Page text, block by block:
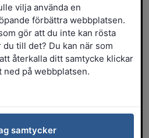
kajor i
finns periodvis
kajor. Invånare och
uppleva problem
spillning på balkonger,
vilja använda en
förbättra webbplatsen.
gör att du inte kan rösta
till det? Du kan när som
återkalla ditt samtycke klickar
ned på webbplatsen.
samtycker